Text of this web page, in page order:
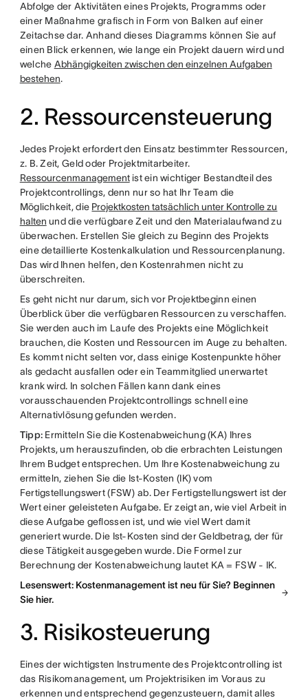
Abfolge der Aktivitäten eines Projekts, Programms oder
einer Maßnahme grafisch in Form von Balken auf einer
Zeitachse dar. Anhand dieses Diagramms können Sie auf
einen Blick erkennen, wie lange ein Projekt dauern wird und
welche Abhängigkeiten zwischen den einzelnen Aufgaben
bestehen.
2. Ressourcensteuerung
Jedes Projekt erfordert den Einsatz bestimmter Ressourcen,
z. B. Zeit, Geld oder Projektmitarbeiter.
Ressourcenmanagementist ein wichtiger Bestandteil des
Projektcontrollings, denn nur so hat Ihr Team die
Möglichkeit, die Projektkosten tatsächlich unter Kontrolle zu
halten und die verfügbare Zeit und den Materialaufwand zu
überwachen. Erstellen Sie gleich zu Beginn des Projekts
eine detaillierte Kostenkalkulation und Ressourcenplanung.
Das wird Ihnen helfen, den Kostenrahmen nicht zu
überschreiten.
Es geht nicht nur darum, sich vor Projektbeginn einen
Überblick über die verfügbaren Ressourcen zu verschaffen.
Sie werden auch im Laufe des Projekts eine Möglichkeit
brauchen, die Kosten und Ressourcen im Auge zu behalten.
Es kommt nicht selten vor, dass einige Kostenpunkte höher
als gedacht ausfallen oder ein Teammitglied unerwartet
krank wird. In solchen Fällen kann dank eines
vorausschauenden Projektcontrollings schnell eine
Alternativlösung gefunden werden.
Tipp: Ermitteln Sie die Kostenabweichung (KA) Ihres
Projekts, um herauszufinden, ob die erbrachten Leistungen
Ihrem Budget entsprechen. Um Ihre Kostenabweichung zu
ermitteln, ziehen Sie die Ist-Kosten (IK) vom
Fertigstellungswert (FSW) ab. Der Fertigstellungswert ist der
Wert einer geleisteten Aufgabe. Er zeigt an, wie viel Arbeit in
diese Aufgabe geflossen ist, und wie viel Wert damit
generiert wurde. Die Ist-Kosten sind der Geldbetrag, der für
diese Tätigkeit ausgegeben wurde. Die Formel zur
Berechnung der Kostenabweichung lautet KA = FSW - IK.
Lesenswert: Kostenmanagement ist neu für Sie? Beginnen
Sie hier.
3. Risikosteuerung
Eines der wichtigsten Instrumente des Projektcontrolling ist
das Risikomanagement, um Projektrisiken im Voraus zu
erkennen und entsprechend gegenzusteuern, damit alles